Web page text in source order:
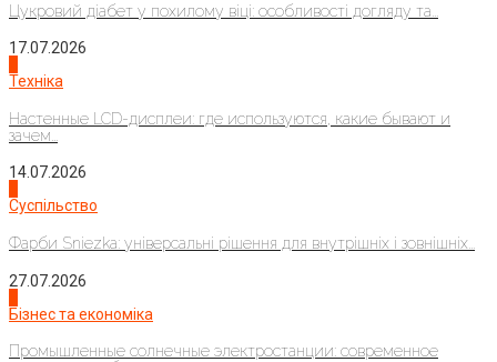
Цукровий діабет у похилому віці: особливості догляду та...
17.07.2026
Техніка
Настенные LCD-дисплеи: где используются, какие бывают и
зачем...
14.07.2026
Суспільство
Фарби Sniezka: універсальні рішення для внутрішніх і зовнішніх...
27.07.2026
Бізнес та економіка
Промышленные солнечные электростанции: современное